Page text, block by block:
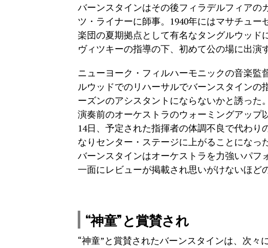
バーンスタインはその後フィラデルフィアの
ツ・ライナーに師事。1940年にはマサチュ
楽団の夏期拠点として有名なタングルウッ
ヴィツキーの指導の下、初めて公の場に出演
ニューヨーク・フィルハーモニックの音楽
ルウッドでのリハーサルでバーンスタインの
ーズンのアシスタントにならないかと誘っ
演奏前のオーケストラのウォーミングアップ
14日、予定された指揮者の体調不良で代わ
なりセンター・ステージに上がることにな
バーンスタインはオーケストラを力強いパ
一面にレビューが掲載され思いがけないほど
“神童”と賞賛され
“神童”と賞賛されたバーンスタインは、次